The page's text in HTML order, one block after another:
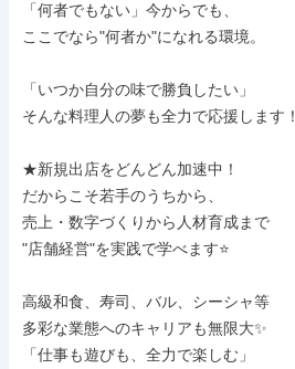
「何者でもない」今からでも、
ここでなら"何者か"になれる環境。
「いつか自分の味で勝負したい」
そんな料理人の夢も全力で応援します！
★新規出店をどんどん加速中！
だからこそ若手のうちから、
売上・数字づくりから人材育成まで
"店舗経営"を実践で学べます⭐
高級和食、寿司、バル、シーシャ等
多彩な業態へのキャリアも無限大✨
「仕事も遊びも、全力で楽しむ」